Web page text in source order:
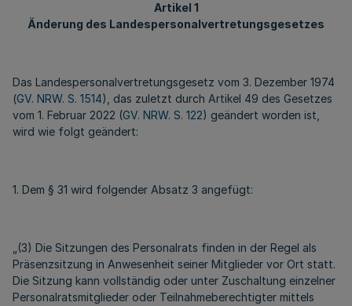
Artikel 1
Änderung des Landespersonalvertretungsgesetzes
Das Landespersonalvertretungsgesetz vom 3. Dezember 1974
(GV. NRW. S. 1514), das zuletzt durch Artikel 49 des Gesetzes
vom 1. Februar 2022 (GV. NRW. S. 122) geändert worden ist,
wird wie folgt geändert:
1. Dem § 31 wird folgender Absatz 3 angefügt:
„(3) Die Sitzungen des Personalrats finden in der Regel als
Präsenzsitzung in Anwesenheit seiner Mitglieder vor Ort statt.
Die Sitzung kann vollständig oder unter Zuschaltung einzelner
Personalratsmitglieder oder Teilnahmeberechtigter mittels